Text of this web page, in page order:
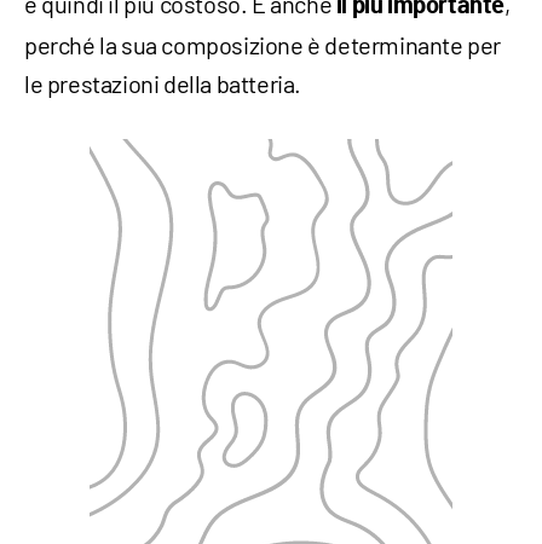
il più importante
perché la sua composizione è determinante per
le prestazioni della batteria.